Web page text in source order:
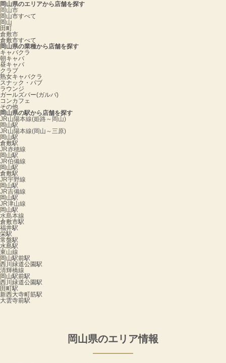
岡山県のエリアから店舗を探す
岡山市
岡山市すべて
岡山
田町
倉敷市
倉敷市すべて
岡山県の業種から店舗を探す
キャバクラ
朝キャバ
昼キャバ
クラブ
熟女キャバクラ
スナック・パブ
ラウンジ
ガールズバー(ガルバ)
コンカフェ
その他
岡山県の駅から店舗を探す
JR山陽本線(姫路～岡山)
岡山駅
JR山陽本線(岡山～三原)
岡山駅
倉敷駅
JR赤穂線
岡山駅
JR伯備線
岡山駅
倉敷駅
JR宇野線
岡山駅
JR吉備線
岡山駅
JR津山線
岡山駅
水島本線
倉敷市駅
福井駅
栄駅
常盤駅
水島駅
東山線
岡山駅前駅
西川緑道公園駅
清輝橋線
岡山駅前駅
西川緑道公園駅
田町駅
新西大寺町筋駅
大雲寺前駅
岡山県のエリア情報